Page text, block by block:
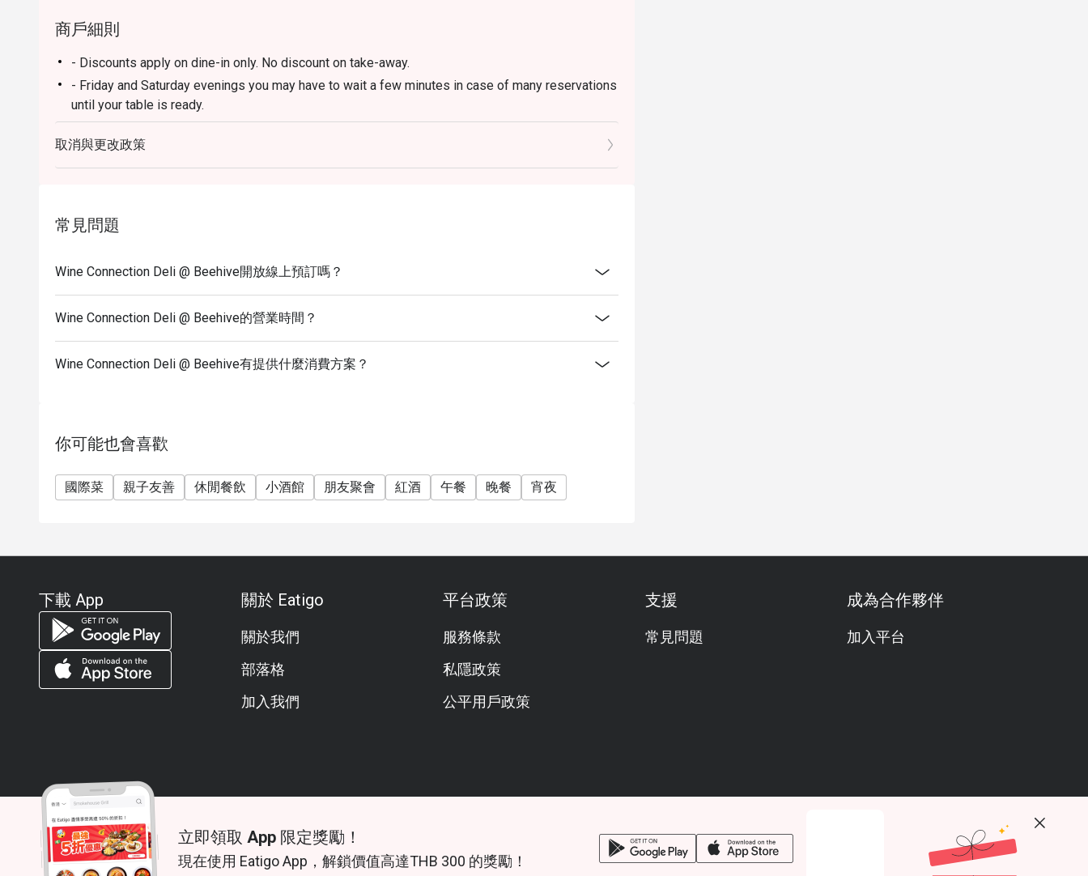
商戶細則
- Discounts apply on dine-in only. No discount on take-away.
- Friday and Saturday evenings you may have to wait a few minutes in case of many reservations
until your table is ready.
- Promotion does not apply to any other in house promotions such as lunch set, coffee & dessert
set or limited time offers and all prices shown in menu include 7% VAT & are exclusive to 10%
Service Charge.
取消與更改政策
常見問題
Wine Connection Deli @ Beehive開放線上預訂嗎？
Wine Connection Deli @ Beehive的營業時間？
Wine Connection Deli @ Beehive有提供什麼消費方案？
你可能也會喜歡
國際菜 親子友善 休閒餐飲 小酒館 朋友聚會 紅酒 午餐 晚餐 宵夜
下載 App 關於 Eatigo
關於我們
部落格
加入我們
平台政策
服務條款
私隱政策
公平用戶政策
支援
常見問題
成為合作夥伴
加入平台
© 2026 Zoek. All rights reserved.
立即領取 App 限定獎勵！
現在使用 Eatigo App，解鎖價值高達THB 300 的獎勵！